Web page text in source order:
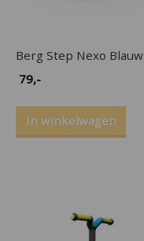
Berg Step Nexo Blauw
79,-
In winkelwagen